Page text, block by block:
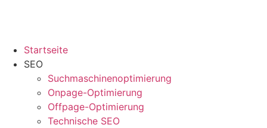
Startseite
SEO
Suchmaschinenoptimierung
Onpage-Optimierung
Offpage-Optimierung
Technische SEO